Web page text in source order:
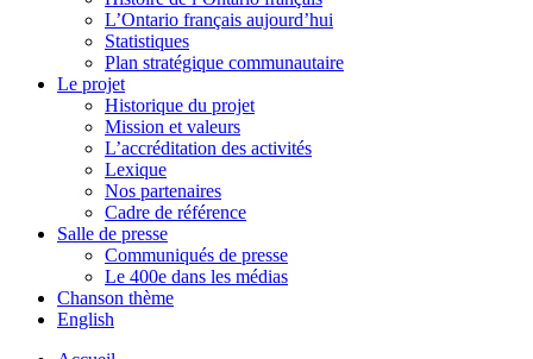
L’Ontario français aujourd’hui
Statistiques
Plan stratégique communautaire
Le projet
Historique du projet
Mission et valeurs
L’accréditation des activités
Lexique
Nos partenaires
Cadre de référence
Salle de presse
Communiqués de presse
Le 400e dans les médias
Chanson thème
English